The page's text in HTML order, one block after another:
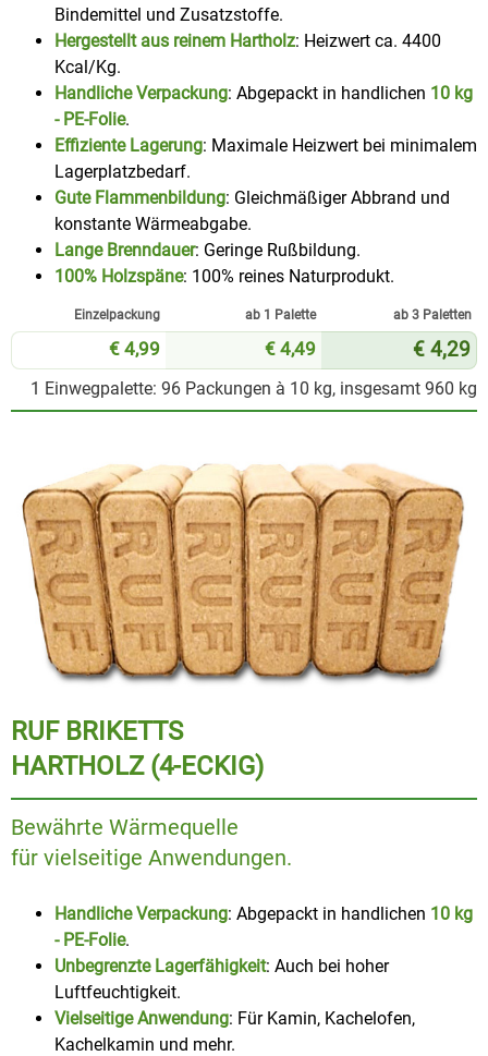
Bindemittel und Zusatzstoffe.
Hergestellt aus reinem Hartholz: Heizwert ca. 4400
Kcal/Kg.
Handliche Verpackung: Abgepackt in handlichen 10 kg
- PE-Folie.
Effiziente Lagerung: Maximale Heizwert bei minimalem
Lagerplatzbedarf.
Gute Flammenbildung: Gleichmäßiger Abbrand und
konstante Wärmeabgabe.
Lange Brenndauer: Geringe Rußbildung.
100% Holzspäne: 100% reines Naturprodukt.
Einzel­packung ab 1 Palette ab 3 Paletten
€ 4,99 € 4,49 € 4,29
1 Einwegpalette: 96 Packungen à 10 kg, insgesamt 960 kg
RUF BRIKETTS
HARTHOLZ (4-ECKIG)
Bewährte Wärmequelle
für vielseitige Anwendungen.
Handliche Verpackung: Abgepackt in handlichen 10 kg
- PE-Folie.
Unbegrenzte Lagerfähigkeit: Auch bei hoher
Luftfeuchtigkeit.
Vielseitige Anwendung: Für Kamin, Kachelofen,
Kachelkamin und mehr.